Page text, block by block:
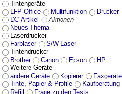
Tintengeräte
LFP-Office
Multifunktion
Drucker
DC-Artikel
Aktionen
Neues Thema
Laserdrucker
Farblaser
S/W-Laser
Tintendrucker
Brother
Canon Epson
HP
Weitere Geräte
andere Geräte
Kopierer Faxgeräte
Tinte, Papier & Profile
Kaufberatung
Refill
Frage zu den Tests